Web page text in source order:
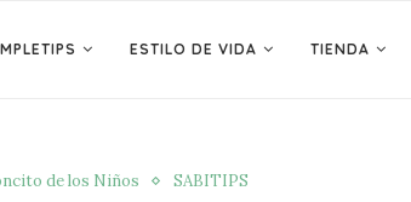
ESTILO DE VIDA TIENDA
de los Niños SABITIPS